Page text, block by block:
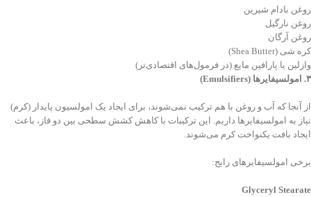
روغن بادام شیرین
روغن نارگیل
روغن آرگان
کره شی (Shea Butter)
وازلین یا پارافین مایع (در فرمول‌های اقتصادی‌تر)
۳. امولسیفایرها (Emulsifiers)
از آنجا که آب و روغن با هم ترکیب نمی‌شوند، برای ایجاد یک امولسیون پایدار (کرم)
نیاز به امولسیفایرها داریم. این ترکیبات با کاهش کشش سطحی بین دو فاز، باعث
ایجاد بافت یکنواخت کرم می‌شوند.
برخی امولسیفایرهای رایج:
Glyceryl Stearate